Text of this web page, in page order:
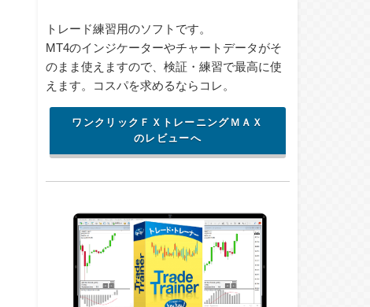
トレード練習用のソフトです。
MT4のインジケーターやチャートデータがそ
のまま使えますので、検証・練習で最高に使
えます。コスパを求めるならコレ。
ワンクリックＦＸトレーニングＭＡＸ
のレビューへ